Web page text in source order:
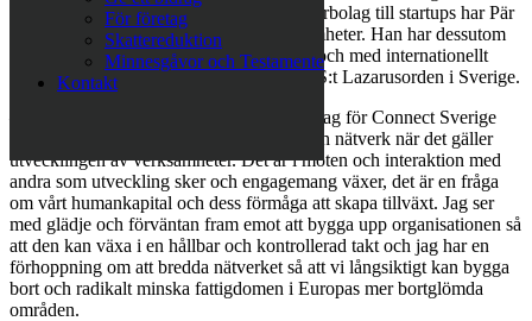
För företag
Skattereduktion
Minnesgåvor och Testamente
Kontakt
erfarenhet inom allt från världsledande storbolag till startups har Pär
en bred erfarenhet av att utveckla verksamheter. Han har dessutom
tidigare erfarenhet av att jobba i stiftelser och med internationellt
välgörenhetsarbete via sitt engagemang i S:t Lazarusorden i Sverige.
— Jag har engagerat mig i probono uppdrag för Connect Sverige
och där förstod jag vikten av bollplank och nätverk när det gäller
utvecklingen av verksamheter. Det är i möten och interaktion med
andra som utveckling sker och engagemang växer, det är en fråga
om vårt humankapital och dess förmåga att skapa tillväxt. Jag ser
med glädje och förväntan fram emot att bygga upp organisationen så
att den kan växa i en hållbar och kontrollerad takt och jag har en
förhoppning om att bredda nätverket så att vi långsiktigt kan bygga
bort och radikalt minska fattigdomen i Europas mer bortglömda
områden.